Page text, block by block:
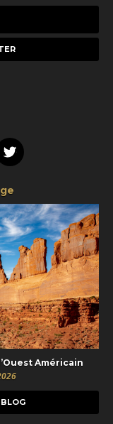
Twitter
Américain